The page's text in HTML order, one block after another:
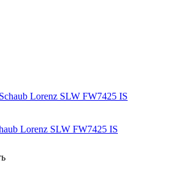
Lorenz SLW FW7425 IS